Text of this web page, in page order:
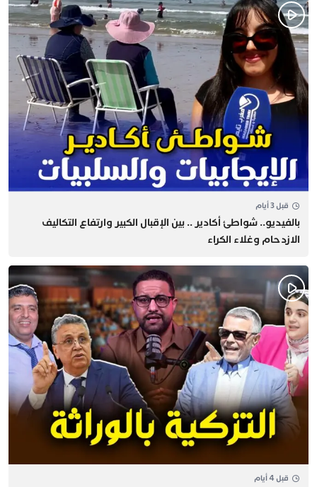
قبل 3 أيام
بالفيديو.. شواطئ أكادير .. بين الإقبال الكبير وارتفاع التكاليف
الازدحام وغلاء الكراء
قبل 4 أيام